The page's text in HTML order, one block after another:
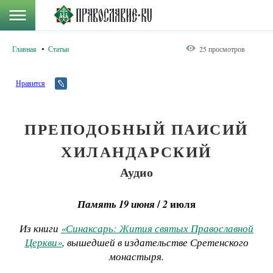
Главная Статьи 25 просмотров
Нравится
ПРЕПОДОБНЫЙ ПАИСИЙ
ХИЛАНДАРСКИЙ
Аудио
Память 19 июня /2июля
Из книги «Синаксарь: Жития святых Православной
Церкви», вышедшей в издательстве Сретенского
монастыря.